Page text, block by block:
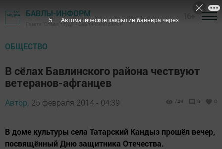
БАВЛЫ-ИНФОРМ
Газета "Слава труду" - Бавлинский район
ОБЩЕСТВО
В сёлах Бавлинского района чествуют
ветеранов-афганцев
Автор, 25 февраля 2014 - 04:39 749 0 0
В доме культуры села Татарский Кандыз прошёл вечер,
посвящённый Дню защитника Отечества.
4 Автоматическое закрытие баннера через